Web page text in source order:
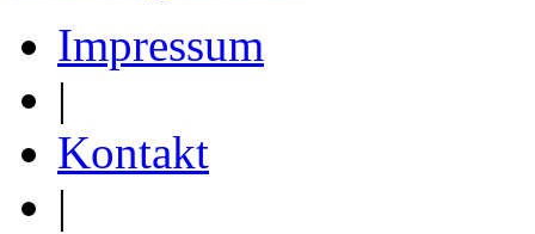
Impressum
|
Kontakt
|